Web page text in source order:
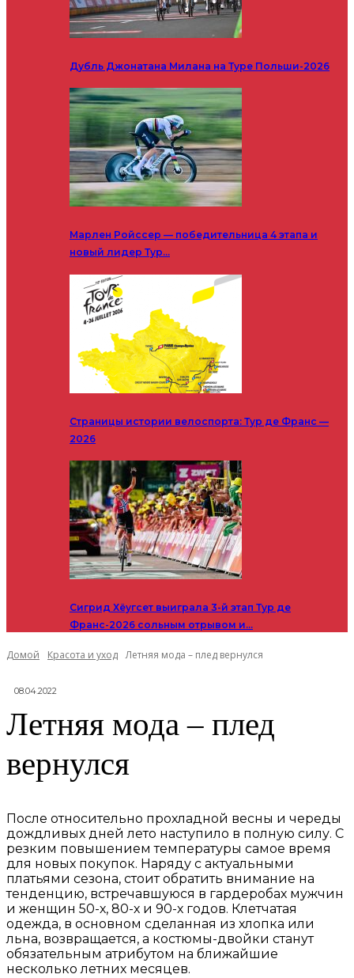
Дубль Джонатана Милана на Туре Польши-2026
Марлен Ройссер — победительница 4 этапа и
новый лидер Тур…
Страницы истории велоспорта: Тур де Франс —
2026
Сигрид Хёугсет выиграла 3-й этап Тур де
Франс-2026 сольным отрывом и…
Домой Красота и уход Летняя мода – плед вернулся
08.04.2022
Летняя мода – плед
вернулся
После относительно прохладной весны и череды
дождливых дней лето наступило в полную силу. С
резким повышением температуры самое время
для новых покупок. Наряду с актуальными
платьями сезона, стоит обратить внимание на
тенденцию, встречавшуюся в гардеробах мужчин
и женщин 50-х, 80-х и 90-х годов. Клетчатая
одежда, в основном сделанная из хлопка или
льна, возвращается, а костюмы-двойки станут
обязательным атрибутом на ближайшие
несколько летних месяцев.